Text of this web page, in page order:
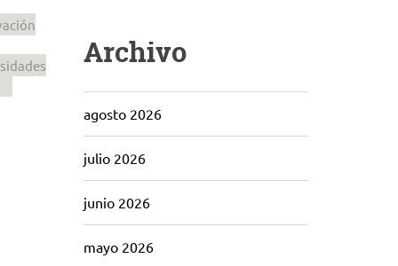
Archivo
agosto 2026
julio 2026
junio 2026
mayo 2026